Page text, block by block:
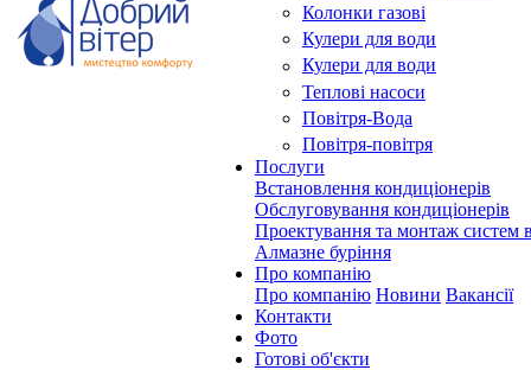
Колонки газові
Кулери для води
Кулери для води
Теплові насоси
Повітря-Вода
Повітря-повітря
Послуги
Встановлення кондиціонерів
Обслуговування кондиціонерів
Проектування та монтаж систем
Алмазне буріння
Про компанію
Про компанію Новини Вакансії
Контакти
Фото
Готові об'єкти